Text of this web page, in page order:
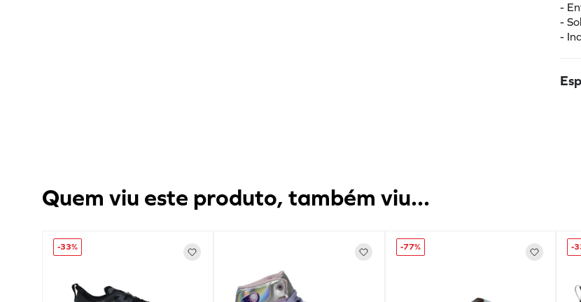
-
-
-
Quem viu este produto, também viu...
-33% -77% -